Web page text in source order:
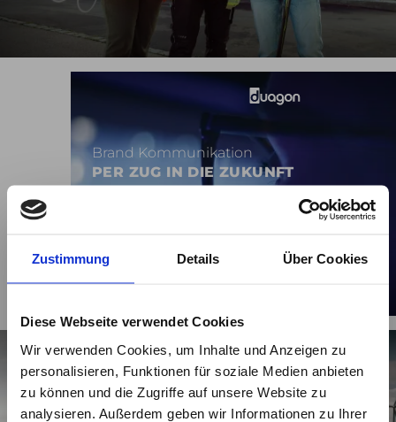
Zustimmung Details Über Cookies
Diese Webseite verwendet Cookies
Wir verwenden Cookies, um Inhalte und Anzeigen zu
personalisieren, Funktionen für soziale Medien anbieten
zu können und die Zugriffe auf unsere Website zu
analysieren. Außerdem geben wir Informationen zu Ihrer
Brand Kommunikation
PER ZUG IN DIE ZUKUNFT